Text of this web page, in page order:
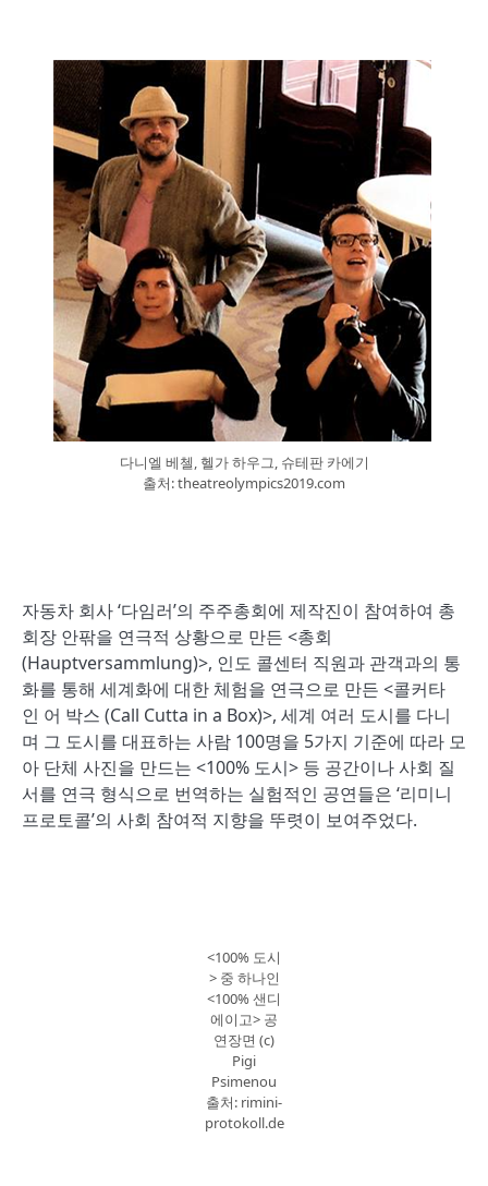
다니엘 베첼, 헬가 하우그, 슈테판 카에기
출처: theatreolympics2019.com
자동차 회사 ‘다임러’의 주주총회에 제작진이 참여하여 총
회장 안팎을 연극적 상황으로 만든 <총회
(Hauptversammlung)>, 인도 콜센터 직원과 관객과의 통
화를 통해 세계화에 대한 체험을 연극으로 만든 <콜커타
인 어 박스 (Call Cutta in a Box)>, 세계 여러 도시를 다니
며 그 도시를 대표하는 사람 100명을 5가지 기준에 따라 모
아 단체 사진을 만드는 <100% 도시> 등 공간이나 사회 질
서를 연극 형식으로 번역하는 실험적인 공연들은 ‘리미니
프로토콜’의 사회 참여적 지향을 뚜렷이 보여주었다.
<100% 도시
> 중 하나인
<100% 샌디
에이고> 공
연장면 (c)
Pigi
Psimenou
출처: rimini-
protokoll.de